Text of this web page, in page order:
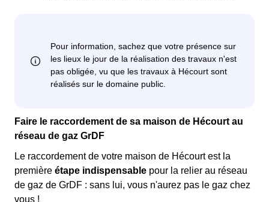
Faire le raccordement de sa maison de Hécourt au
réseau de gaz GrDF
Le raccordement de votre maison de Hécourt est la
première étape indispensable pour la relier au réseau
de gaz de GrDF : sans lui, vous n'aurez pas le gaz chez
vous !